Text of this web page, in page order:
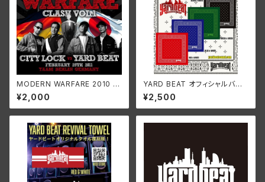
MODERN WARFARE 2010 (L
IVE) ~CITY LOCK VS YARD
BEAT IN GERMANY~
¥2,000
YARD BEAT オフィシャルバン
ダナ
¥2,500